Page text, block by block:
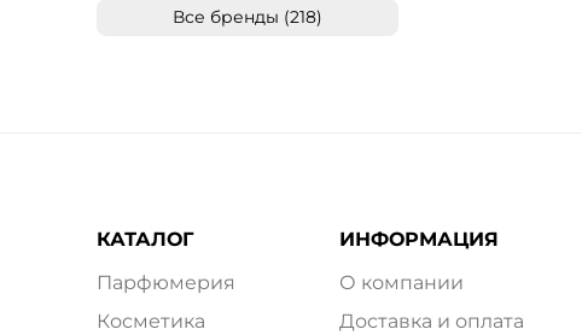
Все бренды (218)
КАТАЛОГ
Парфюмерия
Косметика
ИНФОРМАЦИЯ
О компании
Доставка и оплата